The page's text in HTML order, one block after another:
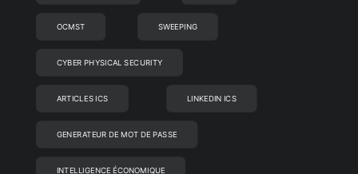
OCMST SWEEPING
CYBER PHYSICAL SECURITY
ARTICLES ICS LINKEDIN ICS
GENERATEUR DE MOT DE PASSE
INTELLIGENCE ÉCONOMIQUE